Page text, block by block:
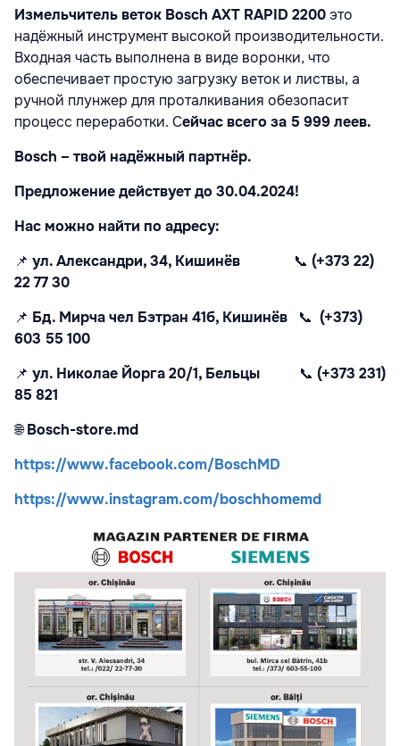
Измельчитель веток Bosch AXT RAPID 2200это
надёжный инструмент высокой производительности.
Входная часть выполнена в виде воронки, что
обеспечивает простую загрузку веток и листвы, а
ручной плунжер для проталкивания обезопасит
процесс переработки. Сейчас всего за 5 999 леев.
Bosch – твой надёжный партнёр.
Предложение действует до 30.04.2024!
Нас можно найти по адресу:
📌 ул. Александри, 34, Кишинёв 📞 (+373 22)
22 77 30
📌 Бд. Мирча чел Бэтран 41б, Кишинёв 📞 (+373)
603 55 100
📌 ул. Николае Йорга 20/1, Бельцы 📞 (+373 231)
85 821
🌐Bosch-store.md
https://www.facebook.com/BoschMD
https://www.instagram.com/boschhomemd